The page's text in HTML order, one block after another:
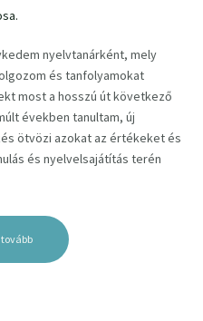
nyelvtanárként, mely
és tanfolyamokat
most a hosszú út következő
években tanultam, új
ötvözi azokat az értékeket és
és nyelvelsajátítás terén